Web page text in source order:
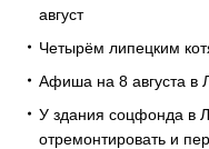
август
Четырём липецким
Афиша на 8 августа в
У здания соцфонда в
отремонтировать и